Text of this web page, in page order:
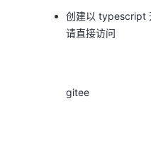
创建以 typescript
请直接访问
gitee